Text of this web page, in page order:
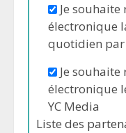
Je souhaite
électronique
quotidien par
Je souhaite
électronique
YC Media
Liste des